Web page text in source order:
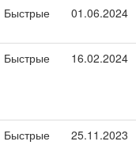
Быстрые 01.06.2024
Быстрые 16.02.2024
Быстрые 25.11.2023